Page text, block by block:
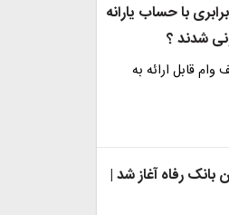
با حساب یارانه
قابل ارائه به
مشتریان بانک رفاه آغاز شد |